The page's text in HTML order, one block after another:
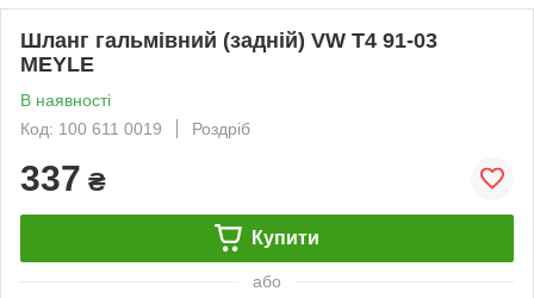
Шланг гальмівний (задній) VW T4 91-03
MEYLE
В наявності
Код: 100 611 0019
Роздріб
337 ₴
Купити
або